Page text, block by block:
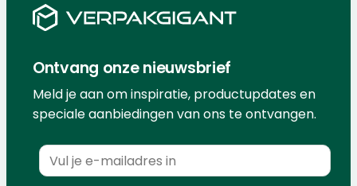
Ontvang onze nieuwsbrief
Meld je aan om inspiratie, productupdates en
speciale aanbiedingen van ons te ontvangen.